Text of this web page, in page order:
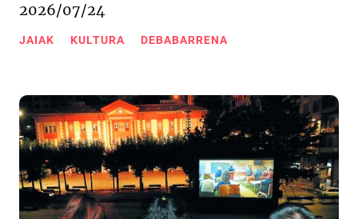
2026/07/24
JAIAK KULTURA DEBABARRENA